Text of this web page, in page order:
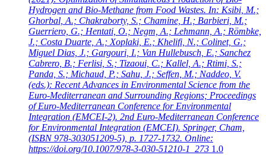
Hydrogen and Bio-Methane from Food Wastes. In: Ksibi, M.;
Ghorbal, A.; Chakraborty, S.; Chamine, H.; Barbieri, M.;
Guerriero, G.; Hentati, O.; Negm, A.; Lehmann, A.; Römbke,
J.; Costa Duarte, A.; Xoplaki, E.; Khelifi, N.; Colinet, G.;
Miguel Dias, J.; Gargouri, I.; Van Hullebusch, E.; Sanchez
Cabrero, B.; Ferlisi, S.; Tizaoui, C.; Kallel, A.; Rtimi, S.;
Panda, S.; Michaud, P.; Sahu, J.; Seffen, M.; Naddeo, V.
(eds.): Recent Advances in Environmental Science from the
Euro-Mediterranean and Surrounding Regions; Proceedings
of Euro-Mediterranean Conference for Environmental
Integration (EMCEI-2). 2nd Euro-Mediterranean Conference
for Environmental Integration (EMCEI). Springer, Cham,
(ISBN 978-303051209-5), p. 1727-1732. Online:
https://doi.org/10.1007/978-3-030-51210-1_273 1.0